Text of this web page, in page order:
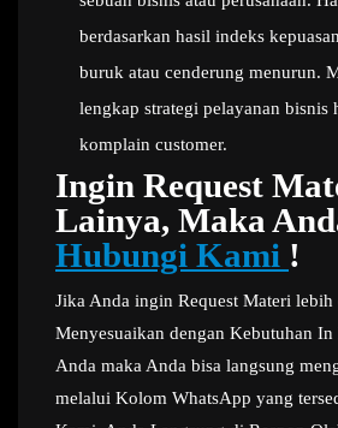
berdasarkan hasil indeks
buruk atau cenderung menurun.
lengkap strategi pelayanan bisnis
komplain customer.
Ingin Request
Lainya, Maka
Hubungi Kami !
Jika Anda ingin Request Materi lebih
Menyesuaikan dengan Kebutuhan In
Anda maka Anda bisa langsung
melalui Kolom WhatsApp yang